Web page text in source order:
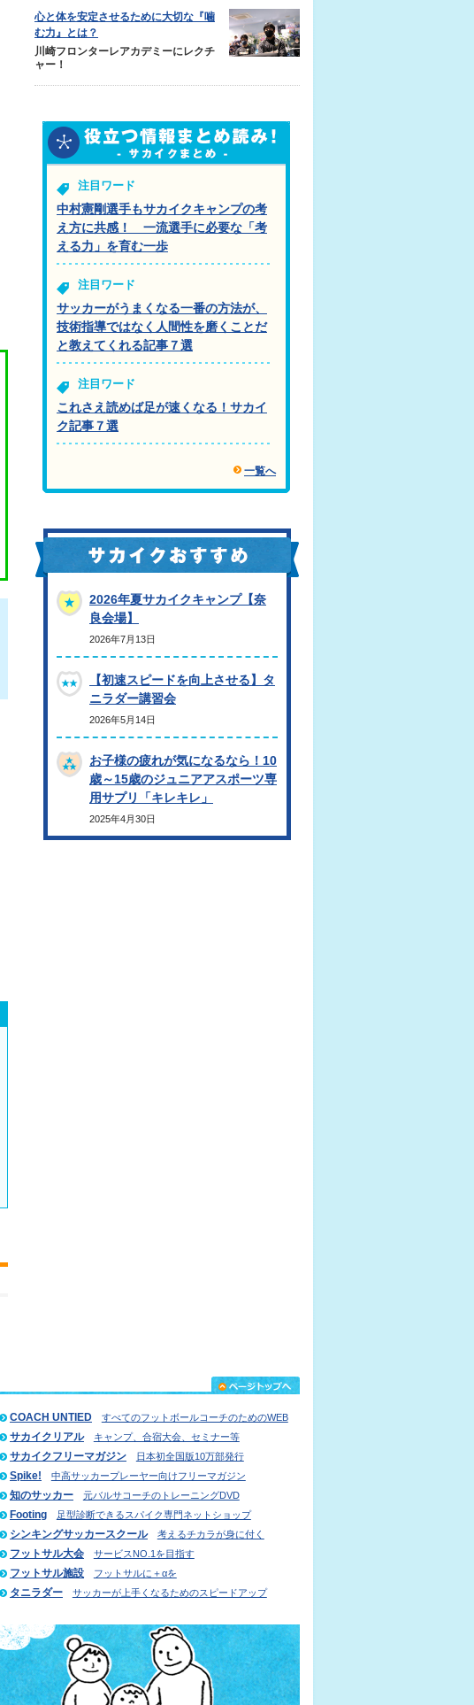
心と体を安定させるために大切な『噛
む力』とは？
川崎フロンターレアカデミーにレクチ
ャー！
注目ワード
中村憲剛選手もサカイクキャンプの考
え方に共感！ 一流選手に必要な「考
える力」を育む一歩
注目ワード
サッカーがうまくなる一番の方法が、
技術指導ではなく人間性を磨くことだ
と教えてくれる記事７選
注目ワード
これさえ読めば足が速くなる！サカイ
ク記事７選
一覧へ
2026年夏サカイクキャンプ【奈
良会場】
2026年7月13日
【初速スピードを向上させる】タ
ニラダー講習会
2026年5月14日
お子様の疲れが気になるなら！10
歳～15歳のジュニアアスポーツ専
用サプリ「キレキレ」
2025年4月30日
COACH UNTIED すべてのフットボールコーチのためのWEB
サカイクリアル キャンプ、合宿大会、セミナー等
サカイクフリーマガジン 日本初全国版10万部発行
Spike! 中高サッカープレーヤー向けフリーマガジン
知のサッカー 元バルサコーチのトレーニングDVD
Footing 足型診断できるスパイク専門ネットショップ
シンキングサッカースクール 考えるチカラが身に付く
フットサル大会 サービスNO.1を目指す
フットサル施設 フットサルに＋αを
タニラダー サッカーが上手くなるためのスピードアップ